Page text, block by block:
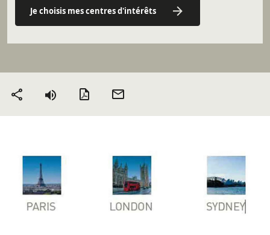
Je choisis mes centres d'intérêts
Partager Version PDF